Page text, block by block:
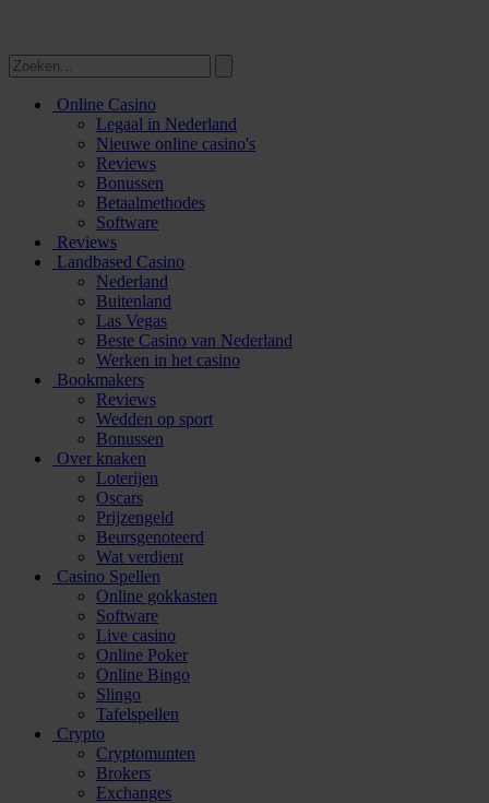
Online Casino
Legaal in Nederland
Nieuwe online casino's
Reviews
Bonussen
Betaalmethodes
Software
Reviews
Landbased Casino
Nederland
Buitenland
Las Vegas
Beste Casino van Nederland
Werken in het casino
Bookmakers
Reviews
Wedden op sport
Bonussen
Over knaken
Loterijen
Oscars
Prijzengeld
Beursgenoteerd
Wat verdient
Casino Spellen
Online gokkasten
Software
Live casino
Online Poker
Online Bingo
Slingo
Tafelspellen
Crypto
Cryptomunten
Brokers
Exchanges